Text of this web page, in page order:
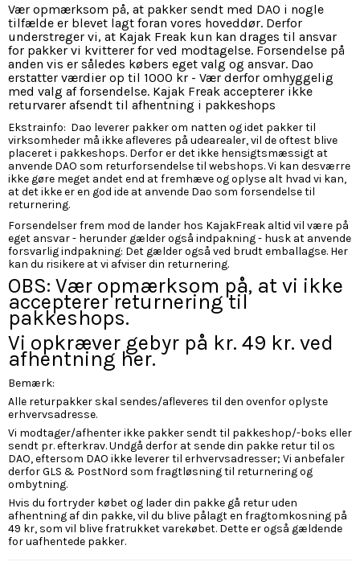
Vær opmærksom på, at pakker sendt med DAO i nogle
tilfælde er blevet lagt foran vores hoveddør. Derfor
understreger vi, at Kajak Freak kun kan drages til ansvar
for pakker vi kvitterer for ved modtagelse. Forsendelse på
anden vis er således købers eget valg og ansvar. Dao
erstatter værdier op til 1000 kr - Vær derfor omhyggelig
med valg af forsendelse. Kajak Freak accepterer ikke
returvarer afsendt til afhentning i pakkeshops
Ekstrainfo: Dao leverer pakker om natten og idet pakker til
virksomheder må ikke afleveres på udearealer, vil de oftest blive
placeret i pakkeshops. Derfor er det ikke hensigtsmæssigt at
anvende DAO som returforsendelse til webshops. Vi kan desværre
ikke gøre meget andet end at fremhæve og oplyse alt hvad vi kan,
at det ikke er en god ide at anvende Dao som forsendelse til
returnering.
Forsendelser frem mod de lander hos KajakFreak altid vil være på
eget ansvar - herunder gælder også indpakning - husk at anvende
forsvarlig indpakning: Det gælder også ved brudt emballagse. Her
kan du risikere at vi afviser din returnering.
OBS: Vær opmærksom på, at vi ikke
accepterer returnering til
pakkeshops.
Vi opkræver gebyr på kr. 49 kr. ved
afhentning her.
Bemærk:
Alle returpakker skal sendes/afleveres til den ovenfor oplyste
erhvervsadresse.
Vi modtager/afhenter ikke pakker sendt til pakkeshop/-boks eller
sendt pr. efterkrav. Undgå derfor at sende din pakke retur til os
DAO, eftersom DAO ikke leverer til erhvervsadresser; Vi anbefaler
derfor GLS & PostNord som fragtløsning til returnering og
ombytning.
Hvis du fortryder købet og lader din pakke gå retur uden
afhentning af din pakke, vil du blive pålagt en fragtomkosning på
49 kr, som vil blive fratrukket varekøbet. Dette er også gældende
for uafhentede pakker.